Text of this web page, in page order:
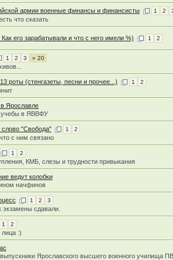
армии военные финансы и финансисты 1 2
что сказать
его зарабатывали и что с него имели %) 1 2
1 2 3 » 20
роты (стенгазеты, песни и прочее...) 1 2
Ярославле
учебы в ЯВВФУ
слово "Свобода" 1 2
с ним связано
1 2
КМБ, слезы и трудности привыкания
ведут колобки
начфинов
1 2 3
экзамены сдавали.
1 2
:)
Ярославского высшего военного училища